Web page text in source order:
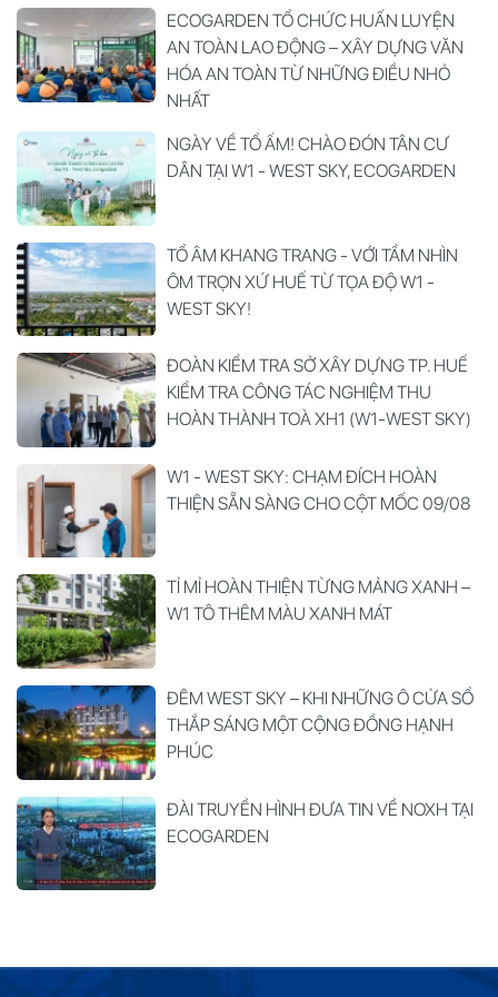
ECOGARDEN TỔ CHỨC HUẤN LUYỆN
AN TOÀN LAO ĐỘNG – XÂY DỰNG VĂN
HÓA AN TOÀN TỪ NHỮNG ĐIỀU NHỎ
NHẤT
NGÀY VỀ TỔ ẤM! CHÀO ĐÓN TÂN CƯ
DÂN TẠI W1 - WEST SKY, ECOGARDEN
TỔ ÂM KHANG TRANG - VỚI TẦM NHÌN
ÔM TRỌN XỨ HUẾ TỪ TỌA ĐỘ W1 -
WEST SKY!
ĐOÀN KIỂM TRA SỞ XÂY DỰNG TP. HUẾ
KIỂM TRA CÔNG TÁC NGHIỆM THU
HOÀN THÀNH TOÀ XH1 (W1-WEST SKY)
W1 - WEST SKY: CHẠM ĐÍCH HOÀN
THIỆN SẴN SÀNG CHO CỘT MỐC 09/08
TỈ MỈ HOÀN THIỆN TỪNG MẢNG XANH –
W1 TÔ THÊM MÀU XANH MÁT
ĐÊM WEST SKY – KHI NHỮNG Ô CỬA SỔ
THẮP SÁNG MỘT CỘNG ĐỒNG HẠNH
PHÚC
ĐÀI TRUYỀN HÌNH ĐƯA TIN VỀ NOXH TẠI
ECOGARDEN